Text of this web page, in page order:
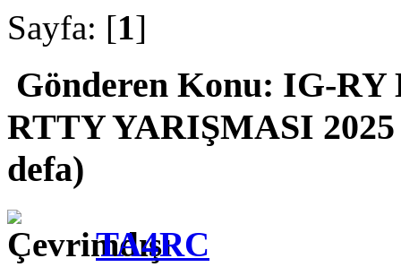
Sayfa: [1]
Gönderen Konu: IG-RY
RTTY YARIŞMASI 2025
defa)
TA4RC